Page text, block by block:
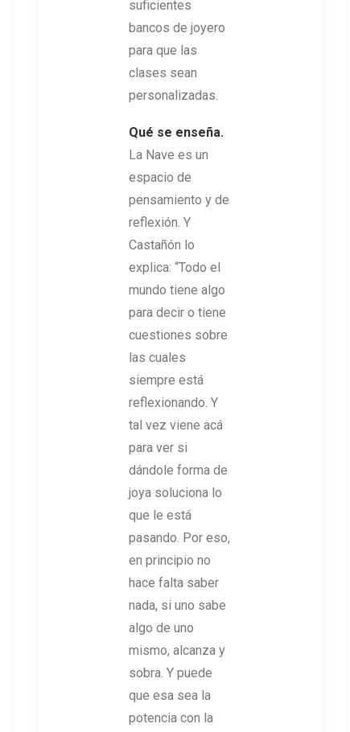
suficientes
bancos de joyero
para que las
clases sean
personalizadas.
Qué se enseña.
La Nave es un
espacio de
pensamiento y de
reflexión. Y
Castañón lo
explica: “Todo el
mundo tiene algo
para decir o tiene
cuestiones sobre
las cuales
siempre está
reflexionando. Y
tal vez viene acá
para ver si
dándole forma de
joya soluciona lo
que le está
pasando. Por eso,
en principio no
hace falta saber
nada, si uno sabe
algo de uno
mismo, alcanza y
sobra. Y puede
que esa sea la
potencia con la